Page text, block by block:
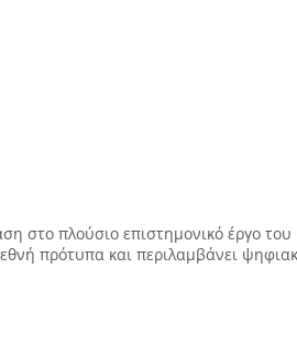
στο πλούσιο επιστημονικό έργο του
πρότυπα και περιλαμβάνει